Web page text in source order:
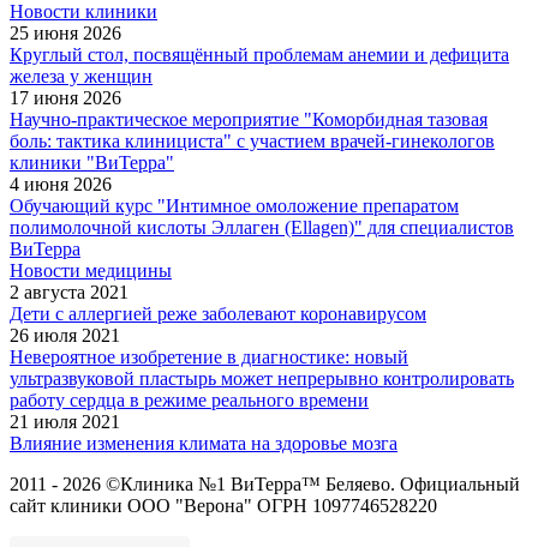
Новости клиники
25 июня 2026
Круглый стол, посвящённый проблемам анемии и дефицита
железа у женщин
17 июня 2026
Научно-практическое мероприятие "Коморбидная тазовая
боль: тактика клинициста" с участием врачей-гинекологов
клиники "ВиТерра"
4 июня 2026
Обучающий курс "Интимное омоложение препаратом
полимолочной кислоты Эллаген (Ellagen)" для специалистов
ВиТерра
Новости медицины
2 августа 2021
Дети с аллергией реже заболевают коронавирусом
26 июля 2021
Невероятное изобретение в диагностике: новый
ультразвуковой пластырь может непрерывно контролировать
работу сердца в режиме реального времени
21 июля 2021
Влияние изменения климата на здоровье мозга
2011 - 2026 ©Клиника №1 ВиТерра™ Беляево. Официальный
сайт клиники ООО "Верона" ОГРН 1097746528220